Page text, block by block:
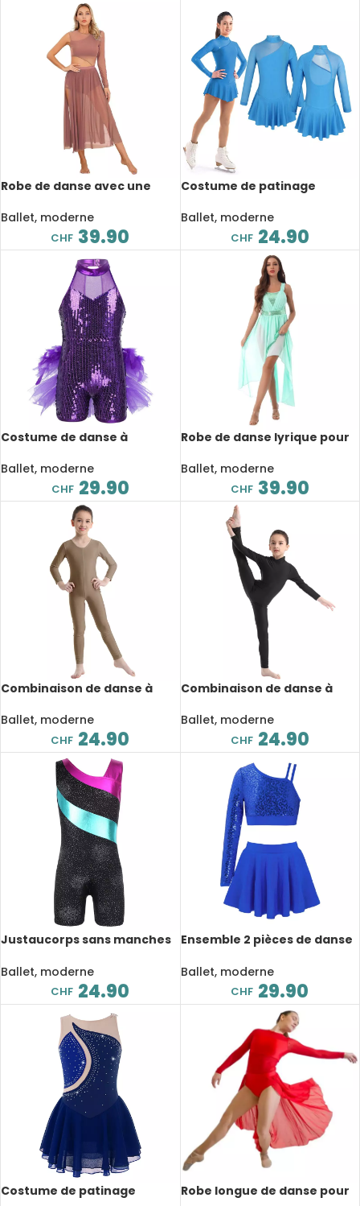
Robe de danse avec une
découpée, justaucorps en
Ballet, moderne
CHF 39.90
Costume de patinage
danse, pour enfant
Ballet, moderne
CHF 24.90
Costume de danse à
manches, pour spectacle
sur scène
Ballet, moderne
CHF 29.90
Robe de danse lyrique pour
paillettes, en mousseline de
Ballet, moderne
CHF 39.90
Combinaison de danse à
enfant, justaucorps de
gymnastique, Zentai
Ballet, moderne
CHF 24.90
Combinaison de danse à
enfant, fermeture éclair,
Ballet, moderne
CHF 24.90
Justaucorps sans manches
gymnastique
Ballet, moderne
CHF 24.90
Ensemble 2 pièces de danse
asymétrique, haut court
avec jupe
Ballet, moderne
CHF 29.90
Costume de patinage
Robe longue de danse pour